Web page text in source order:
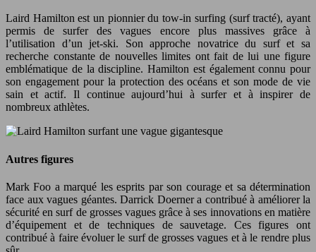
Laird Hamilton est un pionnier du tow-in surfing (surf tracté), ayant
permis de surfer des vagues encore plus massives grâce à
l’utilisation d’un jet-ski. Son approche novatrice du surf et sa
recherche constante de nouvelles limites ont fait de lui une figure
emblématique de la discipline. Hamilton est également connu pour
son engagement pour la protection des océans et son mode de vie
sain et actif. Il continue aujourd’hui à surfer et à inspirer de
nombreux athlètes.
Autres figures
Mark Foo a marqué les esprits par son courage et sa détermination
face aux vagues géantes. Darrick Doerner a contribué à améliorer la
sécurité en surf de grosses vagues grâce à ses innovations en matière
d’équipement et de techniques de sauvetage. Ces figures ont
contribué à faire évoluer le surf de grosses vagues et à le rendre plus